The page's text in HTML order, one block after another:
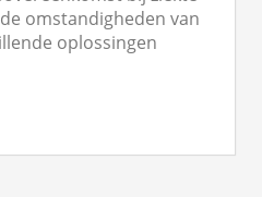
omstandigheden van
oplossingen